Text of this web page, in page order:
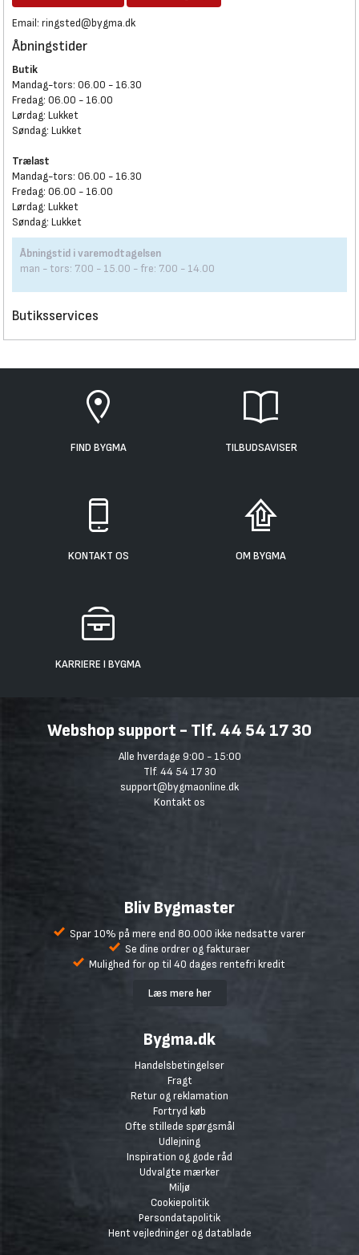
Email: ringsted@bygma.dk
Åbningstider
Butik
Mandag-tors: 06.00 - 16.30
Fredag: 06.00 - 16.00
Lørdag: Lukket
Søndag: Lukket
Trælast
Mandag-tors: 06.00 - 16.30
Fredag: 06.00 - 16.00
Lørdag: Lukket
Søndag: Lukket
Åbningstid i varemodtagelsen
man - tors: 7.00 - 15.00 - fre: 7.00 - 14.00
Butiksservices
FIND BYGMA TILBUDSAVISER
KONTAKT OS OM BYGMA
KARRIERE I BYGMA
Webshop support - Tlf. 44 54 17 30
Alle hverdage 9:00 - 15:00
Tlf. 44 54 17 30
support@bygmaonline.dk
Kontakt os
Bliv Bygmaster
Spar 10% på mere end 80.000 ikke nedsatte varer
Se dine ordrer og fakturaer
Mulighed for op til 40 dages rentefri kredit
Læs mere her
Bygma.dk
Handelsbetingelser
Fragt
Retur og reklamation
Fortryd køb
Ofte stillede spørgsmål
Udlejning
Inspiration og gode råd
Udvalgte mærker
Miljø
Cookiepolitik
Persondatapolitik
Hent vejledninger og datablade